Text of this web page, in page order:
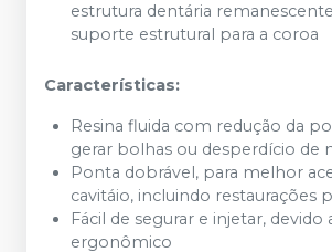
estrutura dentária
suporte estrutural para a coroa
Características:
Resina fluida com redução da
gerar bolhas ou desperdício de
Ponta dobrável, para melhor
cavitáio, incluindo restaurações
Fácil de segurar e injetar, devido
ergonômico